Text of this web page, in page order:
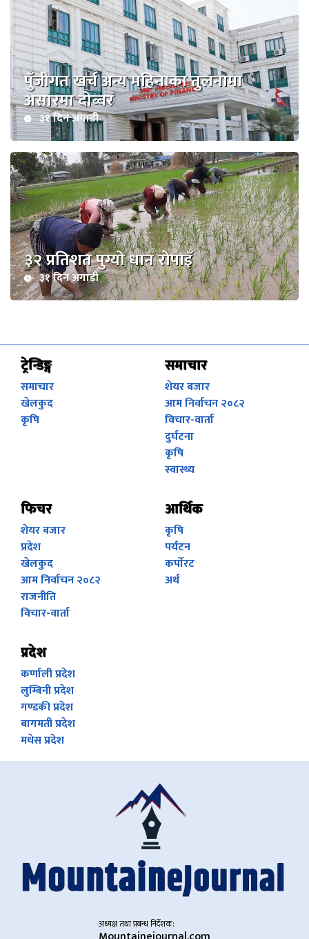
पुँजीगत खर्च अन्य महिनाका तुलनामा
असारमा दोब्बर
३१ दिन अगाडी
३२ प्रतिशत पुग्यो धान रोपाइँ
३१ दिन अगाडी
ट्रेन्डिङ्ग
समाचार
खेलकुद
कृषि
समाचार
शेयर बजार
आम निर्वाचन २०८२
विचार-वार्ता
दुर्घटना
कृषि
स्वास्थ्य
फिचर
शेयर बजार
प्रदेश
खेलकुद
आम निर्वाचन २०८२
राजनीति
विचार-वार्ता
आर्थिक
कृषि
पर्यटन
कर्पाेरट
अर्थ
प्रदेश
कर्णाली प्रदेश
लुम्बिनी प्रदेश
गण्डकी प्रदेश
बागमती प्रदेश
मधेस प्रदेश
अध्यक्ष तथा प्रबन्ध निर्देशक: